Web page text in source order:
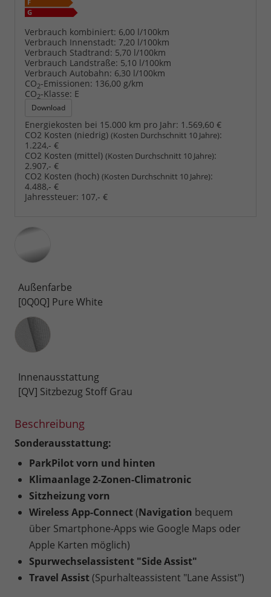
Verbrauch kombiniert: 6,00 l/100km
Verbrauch Innenstadt: 7,20 l/100km
Verbrauch Stadtrand: 5,70 l/100km
Verbrauch Landstraße: 5,10 l/100km
Verbrauch Autobahn: 6,30 l/100km
CO2-Emissionen: 136,00 g/km
CO2-Klasse: E
Download
Energiekosten bei 15.000 km pro Jahr: 1.569,60 €
CO2 Kosten (niedrig) (Kosten Durchschnitt 10 Jahre):
1.224,- €
CO2 Kosten (mittel) (Kosten Durchschnitt 10 Jahre):
2.907,- €
CO2 Kosten (hoch) (Kosten Durchschnitt 10 Jahre):
4.488,- €
Jahressteuer: 107,- €
Außenfarbe
[0Q0Q] Pure White
Innenausstattung
Innenausstattung
[QV] Sitzbezug Stoff Grau
Beschreibung
Sonderausstattung:
ParkPilot vorn und hinten
Klimaanlage 2-Zonen-Climatronic
Sitzheizung vorn
Wireless App-Connect(Navigation bequem
über Smartphone-Apps wie Google Maps oder
Apple Karten möglich)
Spurwechselassistent "Side Assist"
Travel Assist(Spurhalteassistent "Lane Assist")